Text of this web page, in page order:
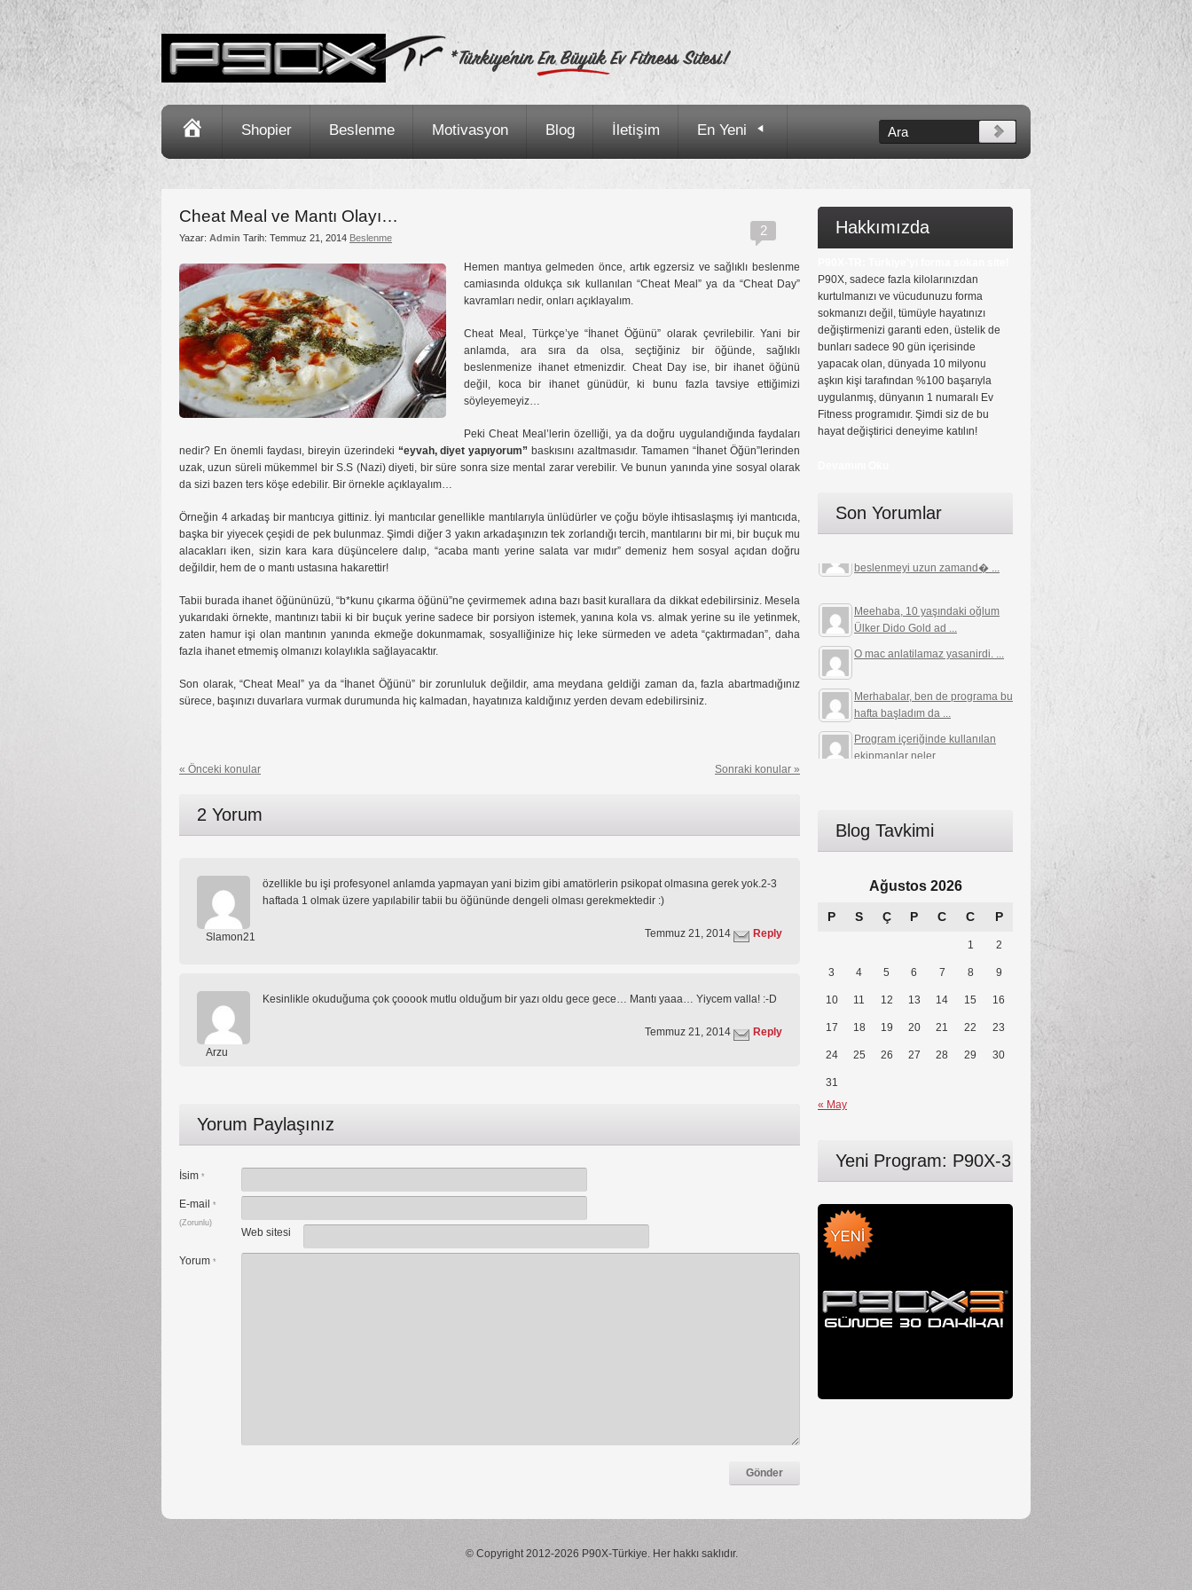
Sayfa
Shopier Beslenme Motivasyon Blog İletişim En Yeni
Cheat Meal ve Mantı Olayı…
Yazar: Admin Tarih: Temmuz 21, 2014 Beslenme 2
Hemen mantıya gelmeden önce, artık egzersiz ve sağlıklı beslenme
camiasında oldukça sık kullanılan “Cheat Meal” ya da “Cheat Day”
kavramları nedir, onları açıklayalım.
Cheat Meal, Türkçe’ye “İhanet Öğünü” olarak çevrilebilir. Yani bir
anlamda, ara sıra da olsa, seçtiğiniz bir öğünde, sağlıklı
beslenmenize ihanet etmenizdir. Cheat Day ise, bir ihanet öğünü
değil, koca bir ihanet günüdür, ki bunu fazla tavsiye ettiğimizi
söyleyemeyiz…
Peki Cheat Meal’lerin özelliği, ya da doğru uygulandığında faydaları
nedir? En önemli faydası, bireyin üzerindeki “eyvah, diyet yapıyorum” baskısını azaltmasıdır. Tamamen “İhanet Öğün”lerinden
uzak, uzun süreli mükemmel bir S.S (Nazi) diyeti, bir süre sonra size mental zarar verebilir. Ve bunun yanında yine sosyal olarak
da sizi bazen ters köşe edebilir. Bir örnekle açıklayalım…
Örneğin 4 arkadaş bir mantıcıya gittiniz. İyi mantıcılar genellikle mantılarıyla ünlüdürler ve çoğu böyle ihtisaslaşmış iyi mantıcıda,
başka bir yiyecek çeşidi de pek bulunmaz. Şimdi diğer 3 yakın arkadaşınızın tek zorlandığı tercih, mantılarını bir mi, bir buçuk mu
alacakları iken, sizin kara kara düşüncelere dalıp, “acaba mantı yerine salata var mıdır” demeniz hem sosyal açıdan doğru
değildir, hem de o mantı ustasına hakarettir!
Tabii burada ihanet öğününüzü, “b*kunu çıkarma öğünü”ne çevirmemek adına bazı basit kurallara da dikkat edebilirsiniz. Mesela
yukarıdaki örnekte, mantınızı tabii ki bir buçuk yerine sadece bir porsiyon istemek, yanına kola vs. almak yerine su ile yetinmek,
zaten hamur işi olan mantının yanında ekmeğe dokunmamak, sosyalliğinize hiç leke sürmeden ve adeta “çaktırmadan”, daha
fazla ihanet etmemiş olmanızı kolaylıkla sağlayacaktır.
Son olarak, “Cheat Meal” ya da “İhanet Öğünü” bir zorunluluk değildir, ama meydana geldiği zaman da, fazla abartmadığınız
sürece, başınızı duvarlara vurmak durumunda hiç kalmadan, hayatınıza kaldığınız yerden devam edebilirsiniz.
« Önceki konular Sonraki konular »
2 Yorum
özellikle bu işi profesyonel anlamda yapmayan yani bizim gibi amatörlerin psikopat olmasına gerek yok.2-3
haftada 1 olmak üzere yapılabilir tabii bu öğününde dengeli olması gerekmektedir :)
Temmuz 21, 2014
Slamon21 Reply
Kesinlikle okuduğuma çok çooook mutlu olduğum bir yazı oldu gece gece… Mantı yaaa… Yiycem valla! :-D
Temmuz 21, 2014
Arzu
Reply
Yorum Paylaşınız
İsim *
E-mail
*
(Zorunlu)
Web sitesi
Yorum *
Hakkımızda
P90X, sadece fazla kilolarınızdan
kurtulmanızı ve vücudunuzu forma
sokmanızı değil, tümüyle hayatınızı
değiştirmenizi garanti eden, üstelik de
bunları sadece 90 gün içerisinde
yapacak olan, dünyada 10 milyonu
aşkın kişi tarafından %100 başarıyla
uygulanmış, dünyanın 1 numaralı Ev
Fitness programıdır. Şimdi siz de bu
hayat değiştirici deneyime katılın!
Son Yorumlar
Ülker Dido Gold ad ...
hafta başladım da ...
ekipmanlar neler ...
Blog Tavkimi
Ağustos 2026
P S Ç P C C P
1 2
3 4 5 6 7 8 9
10 11 12 13 14 15 16
17 18 19 20 21 22 23
24 25 26 27 28 29 30
31
« May
Yeni Program: P90X-3
© Copyright 2012-2026 P90X-Türkiye. Her hakkı saklıdır.